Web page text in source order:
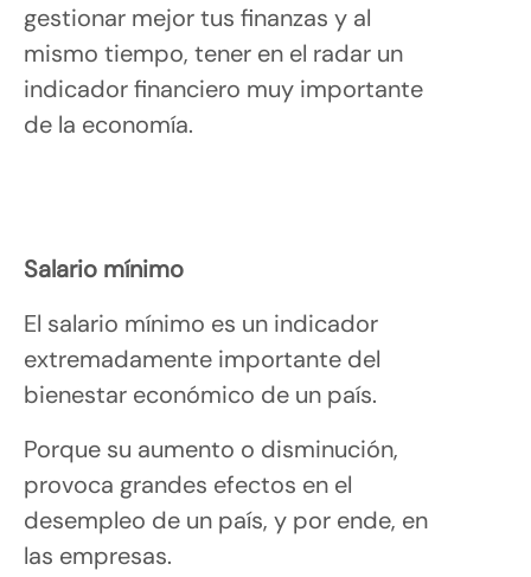
gestionar mejor tus finanzas y al
mismo tiempo, tener en el radar un
indicador financiero muy importante
de la economía.
Salario mínimo
El salario mínimo es un indicador
extremadamente importante del
bienestar económico de un país.
Porque su aumento o disminución,
provoca grandes efectos en el
desempleo de un país, y por ende, en
las empresas.